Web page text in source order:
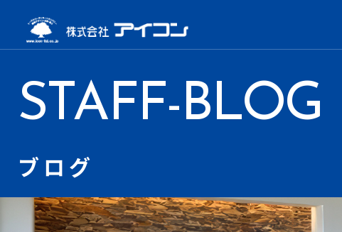
STAFF-BLOG
ブログ